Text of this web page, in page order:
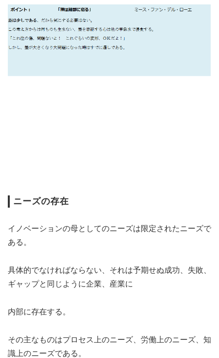
ニーズの存在
イノベーションの母としてのニーズは限定されたニーズで
ある。
具体的でなければならない、それは予期せぬ成功、失敗、
ギャップと同じように企業、産業に
内部に存在する。
その主なものはプロセス上のニーズ、労働上のニーズ、知
識上のニーズである。